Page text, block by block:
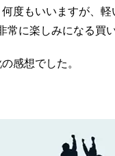
度もいいますが、軽
に楽しみになる買い
感想でした。